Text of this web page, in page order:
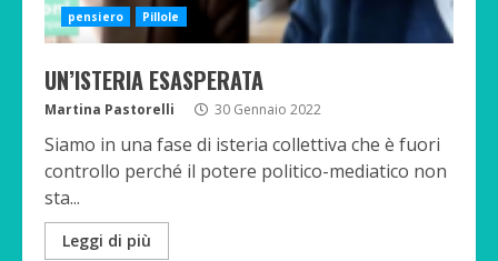
pensiero Pillole
UN’ISTERIA ESASPERATA
Martina Pastorelli 30 Gennaio 2022
Siamo in una fase di isteria collettiva che è fuori
controllo perché il potere politico-mediatico non
sta...
Leggi di più